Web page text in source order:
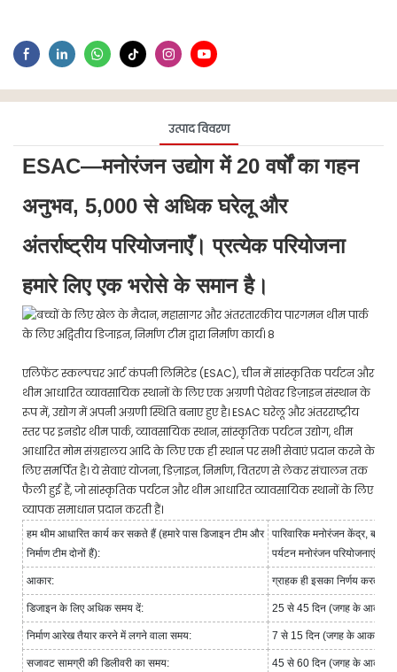
उत्पाद विवरण
ESAC—मनोरंजन उद्योग में 20 वर्षों का गहन
अनुभव, 5,000 से अधिक घरेलू और
अंतर्राष्ट्रीय परियोजनाएँ। प्रत्येक परियोजना
हमारे लिए एक भरोसे के समान है।
एलिफेंट स्कल्पचर आर्ट कंपनी लिमिटेड (ESAC), चीन में सांस्कृतिक पर्यटन और
थीम आधारित व्यावसायिक स्थानों के लिए एक अग्रणी पेशेवर डिज़ाइन संस्थान के
रूप में, उद्योग में अपनी अग्रणी स्थिति बनाए हुए है। ESAC घरेलू और अंतरराष्ट्रीय
स्तर पर इनडोर थीम पार्क, व्यावसायिक स्थान, सांस्कृतिक पर्यटन उद्योग, थीम
आधारित मोम संग्रहालय आदि के लिए एक ही स्थान पर सभी सेवाएं प्रदान करने के
लिए समर्पित है। ये सेवाएं योजना, डिज़ाइन, निर्माण, वितरण से लेकर संचालन तक
फैली हुई हैं, जो सांस्कृतिक पर्यटन और थीम आधारित व्यावसायिक स्थानों के लिए
व्यापक समाधान प्रदान करती हैं।
हम थीम आधारित कार्य कर सकते हैं (हमारे पास डिजाइन टीम और
निर्माण टीम दोनों हैं):
पारिवारिक मनोरंजन केंद्र,
पर्यटन मनोरंजन परियोजनाएं,
आकार: ग्राहक ही इसका निर्णय करते हैं।
डिजाइन के लिए अधिक समय दें: 25 से 45 दिन (जगह के आकार पर
निर्माण आरेख तैयार करने में लगने वाला समय: 7 से 15 दिन (जगह के आकार पर
सजावट सामग्री की डिलीवरी का समय: 45 से 60 दिन (जगह के आकार पर